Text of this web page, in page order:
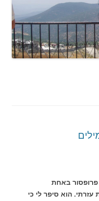
באחת
עזרתי. הוא סיפר לי כי